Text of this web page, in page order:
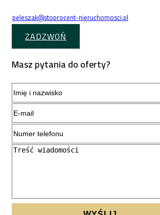
peleszak@stoprocent-nieruchomosci.pl
ZADZWOŃ
Masz pytania do oferty?